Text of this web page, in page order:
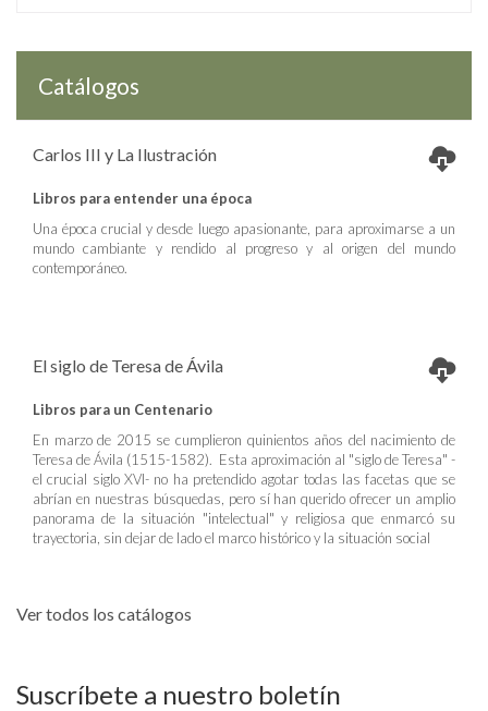
Catálogos
Carlos III y La Ilustración
Libros para entender una época
Una época crucial y desde luego apasionante, para aproximarse a un
mundo cambiante y rendido al progreso y al origen del mundo
contemporáneo.
El siglo de Teresa de Ávila
Libros para un Centenario
En marzo de 2015 se cumplieron quinientos años del nacimiento de
Teresa de Ávila (1515-1582). Esta aproximación al "siglo de Teresa" -
el crucial siglo XVI- no ha pretendido agotar todas las facetas que se
abrían en nuestras búsquedas, pero sí han querido ofrecer un amplio
panorama de la situación "intelectual" y religiosa que enmarcó su
trayectoria, sin dejar de lado el marco histórico y la situación social
Ver todos los catálogos
Suscríbete a nuestro boletín